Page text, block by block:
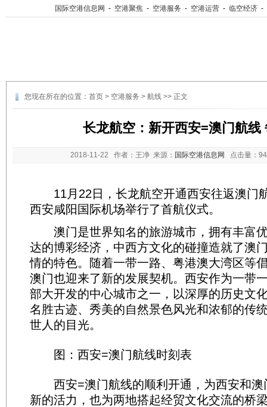
国际空港信息网 - 空港聚焦 - 空港服务 - 空港运营 - 临空经济 -
您现在所在的位置： 首页 > 空港服务 > 航线 >> 正文
长龙航空：新开西安=澳门航线
2018-11-22 作者：王净 来源： 国际空港信息网 点击量：
11月22日，长龙航空开通西安往返澳门
西安咸阳国际机场举行了首航仪式。
澳门是世界知名的旅游城市，拥有丰富
达的博彩经济，中西方文化的碰撞造就了澳
情的特色。随着一带一路、粤港澳大湾区等
澳门也迎来了新的发展契机。西安作为一带
部大开发的中心城市之一，以深厚的历史文
名胜古迹、秀美的自然景色风光和浓郁的传
世人的目光。
图：西安=澳门航线时刻表
西安=澳门航线的顺利开通，为西安和澳
新的活力，也为两地搭起经贸文化交流的桥